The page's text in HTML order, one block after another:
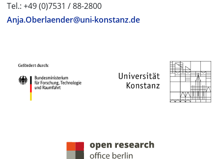
Tel.: +49 (0)7531 / 88-2800
Anja.Oberlaender@uni-konstanz.de